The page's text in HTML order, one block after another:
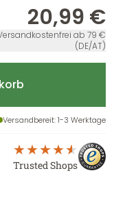
20,99 €
Versandkostenfrei ab 79 €
(DE/AT)
Versandbereit: 1-3 Werktage
Trusted Shops